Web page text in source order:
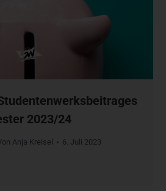
2023/24
Anja Kreisel 6. Juli 2023